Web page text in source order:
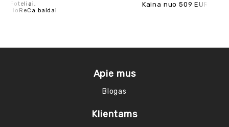
Foteliai,
HoReCa baldai
Kaina nuo 509 EUR
Apie mus
Blogas
Klientams